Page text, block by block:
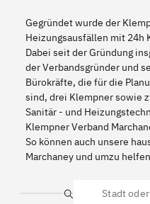
Gegründet wurde der
Heizungsausfällen mit 24h
Dabei seit der Gründung
der Verbandsgründer und
Bürokräfte, die für die
sind, drei Klempner sowie
Sanitär - und
Klempner Verband
So können auch unsere
Marchaney und umzu
Suche